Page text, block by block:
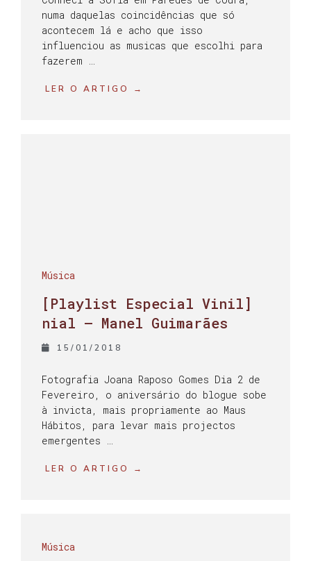
numa daquelas coincidências que só
acontecem lá e acho que isso
influenciou as musicas que escolhi para
fazerem …
LER O ARTIGO →
Música
[Playlist Especial Vinil]
nial – Manel Guimarães
15/01/2018
Fotografia Joana Raposo Gomes Dia 2 de
Fevereiro, o aniversário do blogue sobe
à invicta, mais propriamente ao Maus
Hábitos, para levar mais projectos
emergentes …
LER O ARTIGO →
Música